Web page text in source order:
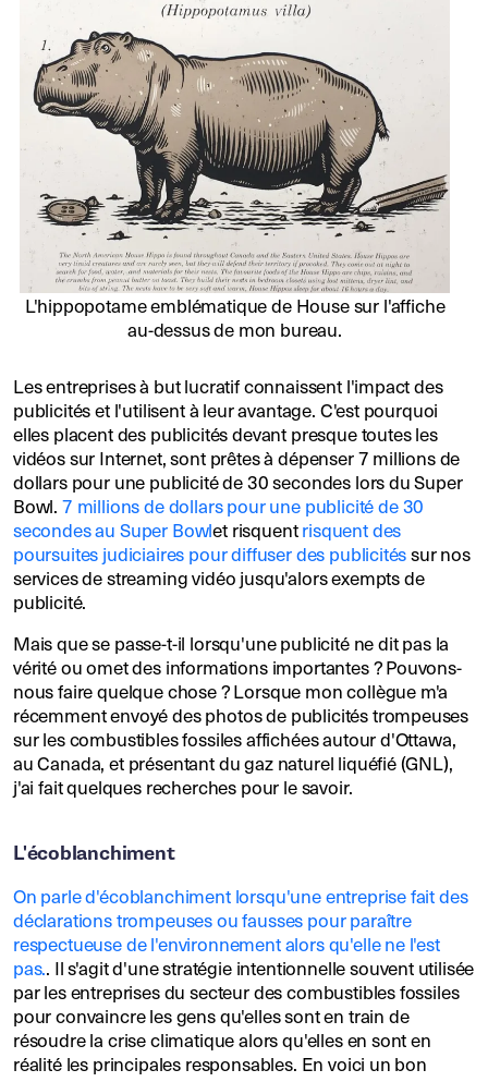
L'hippopotame emblématique de House sur l'affiche
au-dessus de mon bureau.
Les entreprises à but lucratif connaissent l'impact des
publicités et l'utilisent à leur avantage. C'est pourquoi
elles placent des publicités devant presque toutes les
vidéos sur Internet, sont prêtes à dépenser 7 millions de
dollars pour une publicité de 30 secondes lors du Super
Bowl.7 millions de dollars pour une publicité de 30
secondes au Super Bowlet risquentrisquent des
poursuites judiciaires pour diffuser des publicitéssur nos
services de streaming vidéo jusqu'alors exempts de
publicité.
Mais que se passe-t-il lorsqu'une publicité ne dit pas la
vérité ou omet des informations importantes ? Pouvons-
nous faire quelque chose ? Lorsque mon collègue m'a
récemment envoyé des photos de publicités trompeuses
sur les combustibles fossiles affichées autour d'Ottawa,
au Canada, et présentant du gaz naturel liquéfié (GNL),
j'ai fait quelques recherches pour le savoir.
L'écoblanchiment
On parle d'écoblanchiment lorsqu'une entreprise fait des
déclarations trompeuses ou fausses pour paraître
respectueuse de l'environnement alors qu'elle ne l'est
pas.. Il s'agit d'une stratégie intentionnelle souvent utilisée
par les entreprises du secteur des combustibles fossiles
pour convaincre les gens qu'elles sont en train de
résoudre la crise climatique alors qu'elles en sont en
réalité les principales responsables. En voici un bon